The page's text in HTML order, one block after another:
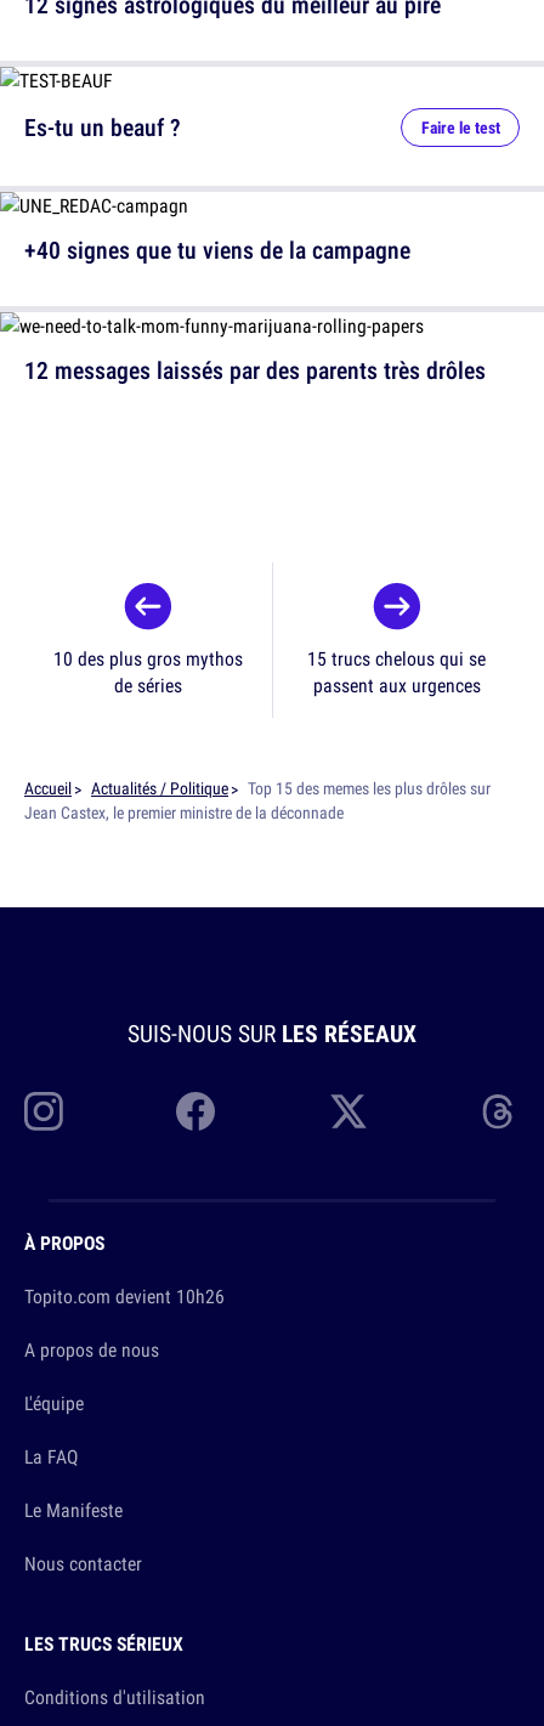
12 messages laissés par des parents très drôles
Es-tu un beauf ? Faire le test
+40 signes que tu viens de la campagne
10 des plus gros mythos
de séries
15 trucs chelous qui se
passent aux urgences
Accueil Actualités / Politique
Top 15 des memes les plus drôles sur
Jean Castex, le premier ministre de la déconnade
SUIS-NOUS SUR LES RÉSEAUX
À PROPOS
Topito.com devient 10h26
A propos de nous
L'équipe
La FAQ
Le Manifeste
Nous contacter
LES TRUCS SÉRIEUX
Conditions d'utilisation